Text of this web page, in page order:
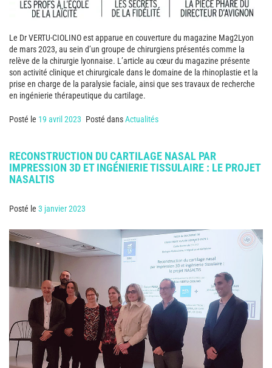
Le Dr VERTU-CIOLINO est apparue en couverture du magazine Mag2Lyon
de mars 2023, au sein d’un groupe de chirurgiens présentés comme la
relève de la chirurgie lyonnaise. L’article au cœur du magazine présente
son activité clinique et chirurgicale dans le domaine de la rhinoplastie et la
prise en charge de la paralysie faciale, ainsi que ses travaux de recherche
en ingénierie thérapeutique du cartilage.
Posté le 19 avril 2023 Posté dansActualités
RECONSTRUCTION DU CARTILAGE NASAL PAR
IMPRESSION 3D ET INGÉNIERIE TISSULAIRE : LE PROJET
NASALTIS
Posté le 3 janvier 2023